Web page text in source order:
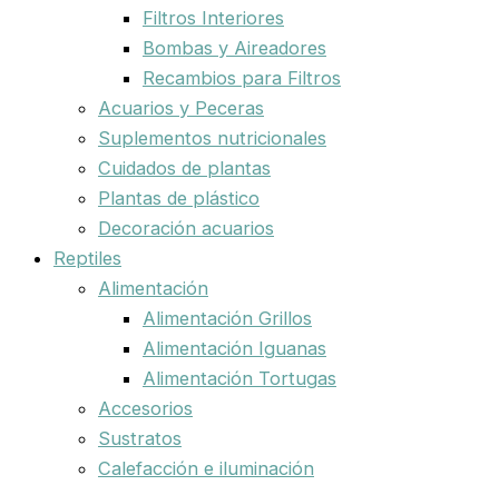
Filtros Interiores
Bombas y Aireadores
Recambios para Filtros
Acuarios y Peceras
Suplementos nutricionales
Cuidados de plantas
Plantas de plástico
Decoración acuarios
Reptiles
Alimentación
Alimentación Grillos
Alimentación Iguanas
Alimentación Tortugas
Accesorios
Sustratos
Calefacción e iluminación